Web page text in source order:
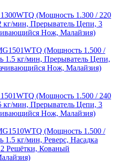
(Мощность 1.300 / 220
кг/мин, Прерыватель Цепи, 3
Нож, Малайзия)
(Мощность 1.500 / 240
кг/мин, Прерыватель Цепи, 3
Нож, Малайзия)